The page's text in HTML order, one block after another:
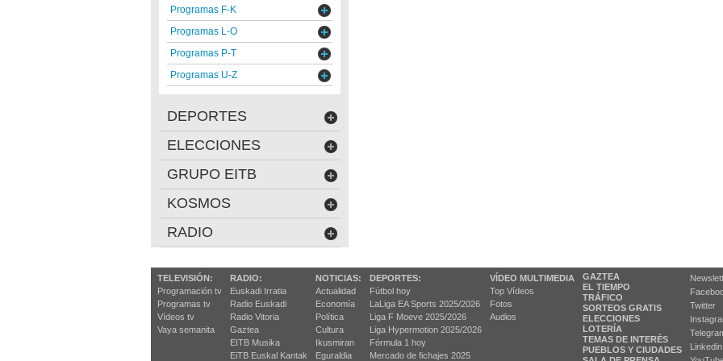
Programas F-K
Programas L-O
Programas P-T
Programas U-Z
DEPORTES
ELECCIONES
GRUPO EITB
KOSMOS
RADIO
TELEVISIÓN:
Programación tv
Programas tv
Vídeos tv
Vaya semanita
RADIO:
Euskadi Irratia
Radio Euskadi
Radio Vitoria
Gaztea
EITB Musika
EiTB Euskal Kantak
NOTICIAS:
Actualidad
Economía
Política
Cultura
Ikusmiran
Eguraldia
DEPORTES:
Fútbol hoy
LaLiga EA Sports 2025/2026
Liga F Moeve 2025/2026
Liga Hypermotion 2025/2026
Fórmula 1 hoy
Mercado de fichajes 2025
VÍDEO MULTIMEDIA
Top Vídeos
Fotos
Audios
GAZTEA
EL TIEMPO
TRÁFICO
SORTEOS GRATIS
ELECCIONES
LOTERÍA
TEMAS DE INTERÉS
PUEBLOS Y CIUDADES
Twitter
Linkedin